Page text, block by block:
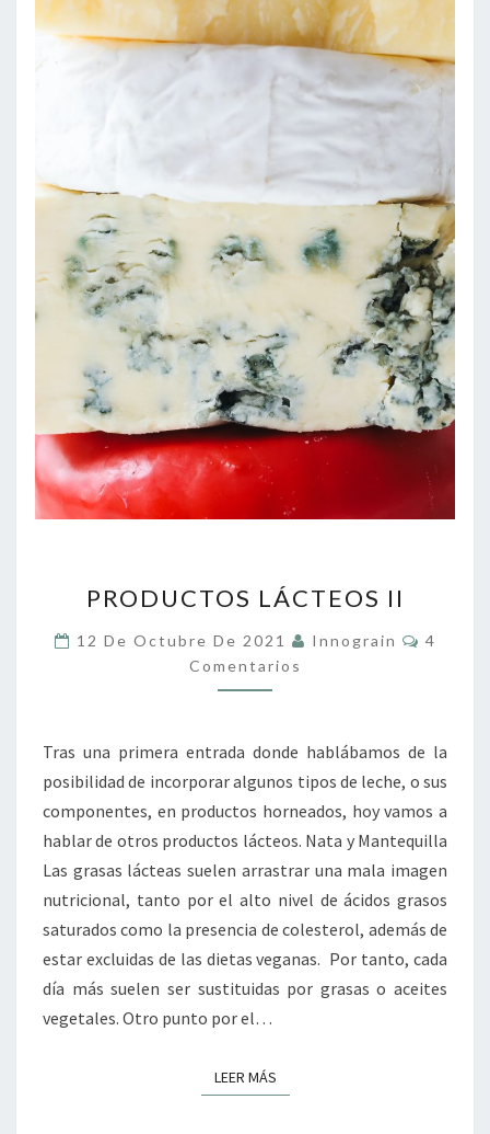
LÁCTEOS
II
PRODUCTOS LÁCTEOS II
12 De Octubre De 2021 Innograin
4
Comentarios
Tras una primera entrada donde hablábamos de la
posibilidad de incorporar algunos tipos de leche, o sus
componentes, en productos horneados, hoy vamos a
hablar de otros productos lácteos. Nata y Mantequilla
Las grasas lácteas suelen arrastrar una mala imagen
nutricional, tanto por el alto nivel de ácidos grasos
saturados como la presencia de colesterol, además de
estar excluidas de las dietas veganas. Por tanto, cada
día más suelen ser sustituidas por grasas o aceites
vegetales. Otro punto por el…
LEER MÁSLEER MÁS